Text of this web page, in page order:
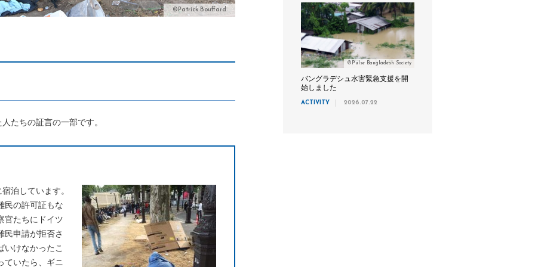
©Patrick Bouffard
たちの証言の一部です。
泊しています。
民の許可証もな
官たちにドイツ
民申請が拒否さ
いけなかったこ
ていたら、ギニ
©Pulse Bangladesh Society
バングラデシュ水害緊急支援を開
始しました
ACTIVITY 2026.07.22